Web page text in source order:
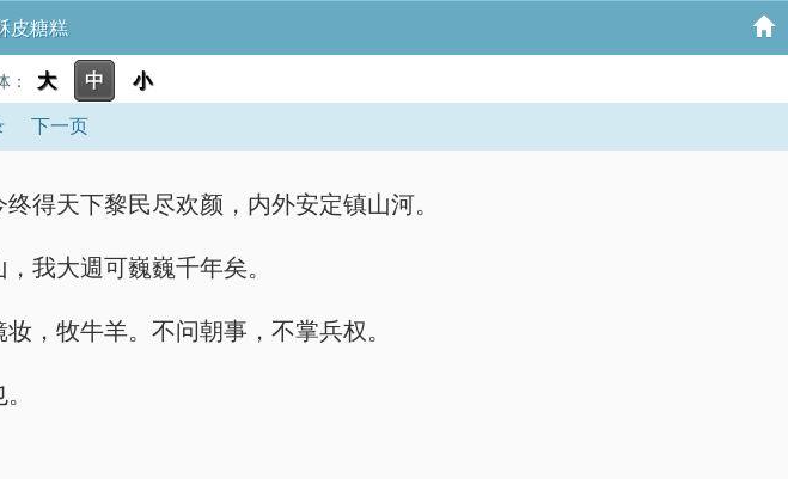
皮糖糕
大 中 小
下一页
得天下黎民尽欢颜，内外安定镇山河。
我大週可巍巍千年矣。
，牧牛羊。不问朝事，不掌兵权。